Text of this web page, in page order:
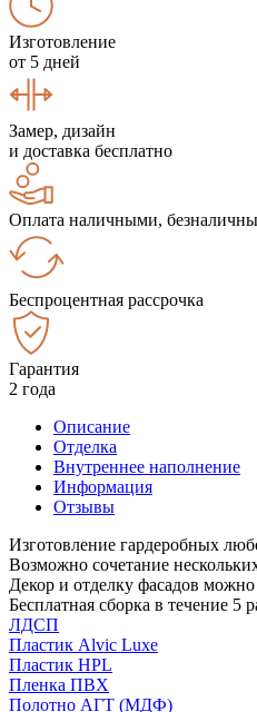
Изготовление
от 5 дней
Замер, дизайн
и доставка бесплатно
Оплата наличными,
Беспроцентная рассрочка
Гарантия
2 года
Описание
Отделка
Внутреннее наполнение
Информация
Отзывы
Изготовление гардеробных
Возможно сочетание
Декор и отделку фасадов
Бесплатная сборка в течение 5
ЛДСП
Пластик Alvic Luxe
Пластик HPL
Пленка ПВХ
Полотно АГТ (МДФ)